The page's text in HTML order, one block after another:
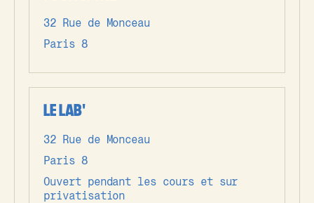
32 Rue de Monceau
Paris 8
LE LAB'
32 Rue de Monceau
Paris 8
Ouvert pendant les cours et sur
privatisation